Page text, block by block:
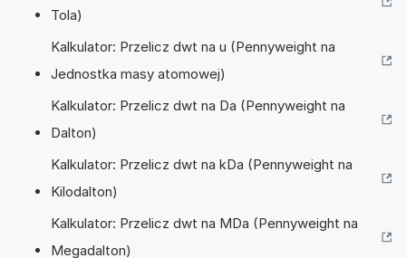
Tola)
Kalkulator: Przelicz dwt na u (Pennyweight na
Jednostka masy atomowej)
Kalkulator: Przelicz dwt na Da (Pennyweight na
Dalton)
Kalkulator: Przelicz dwt na kDa (Pennyweight na
Kilodalton)
Kalkulator: Przelicz dwt na MDa (Pennyweight na
Megadalton)